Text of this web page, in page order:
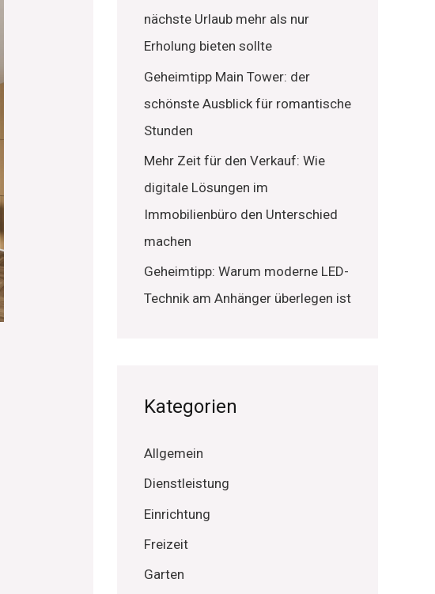
nächste Urlaub mehr als nur
Erholung bieten sollte
Geheimtipp Main Tower: der
schönste Ausblick für romantische
Stunden
Mehr Zeit für den Verkauf: Wie
digitale Lösungen im
Immobilienbüro den Unterschied
machen
Geheimtipp: Warum moderne LED-
Technik am Anhänger überlegen ist
Kategorien
Allgemein
Dienstleistung
Einrichtung
Freizeit
Garten